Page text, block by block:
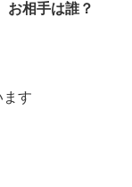
お相手は誰？
す